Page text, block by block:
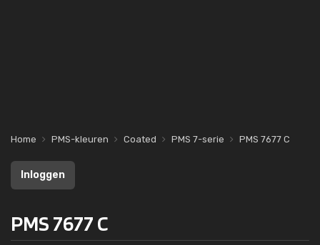
Home PMS-kleuren Coated PMS 7-serie PMS 7677 C
Inloggen
PMS 7677 C